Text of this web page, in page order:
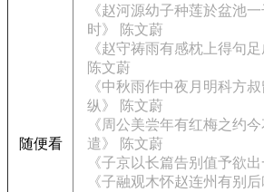
随便看
《赵河源幼子种莲於盆池
时》 陈文蔚
《赵守祷雨有感枕上得句
陈文蔚
《中秋雨作中夜月明科方
纵》 陈文蔚
《周公美尝年有红梅之约
遣》 陈文蔚
《子京以长篇告别值予欲
《子融观木怀赵连州有别